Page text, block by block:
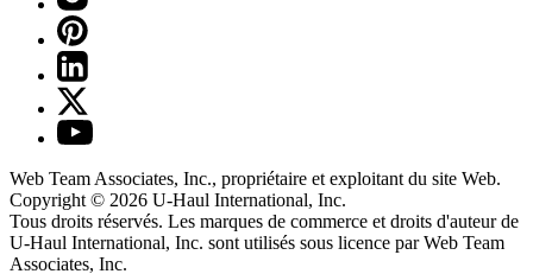
Web Team Associates, Inc., propriétaire et exploitant du site Web.
Copyright © 2026 U-Haul International, Inc.
Tous droits réservés. Les marques de commerce et droits d'auteur de
U-Haul International, Inc. sont utilisés sous licence par Web Team
Associates, Inc.